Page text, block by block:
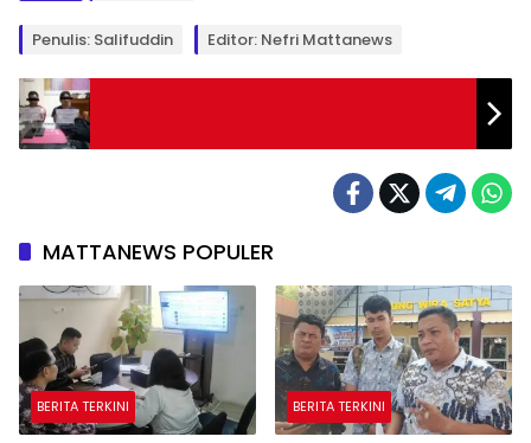
Penulis: Salifuddin Editor: Nefri Mattanews
MATTANEWS POPULER
BERITA TERKINI BERITA TERKINI